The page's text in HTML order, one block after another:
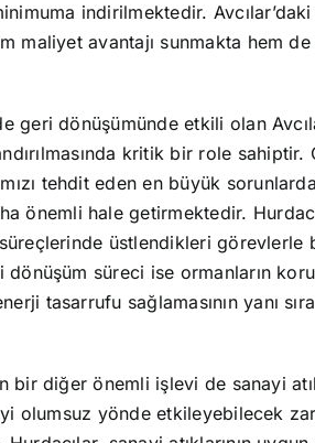
indirilmektedir. Avcılar’daki
maliyet avantajı sunmakta hem
geri dönüşümünde etkili olan
kritik bir role sahiptir.
tehdit eden en büyük
önemli hale getirmektedir.
süreçlerinde üstlendikleri
dönüşüm süreci ise ormanların
tasarrufu sağlamasının yanı
bir diğer önemli işlevi de sanayi
olumsuz yönde etkileyebilecek